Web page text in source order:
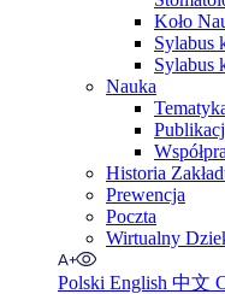
Koło
Sylabus
Sylabus
Nauka
Historia
Prewencja
Poczta
Wirtualny
Polski English 中文